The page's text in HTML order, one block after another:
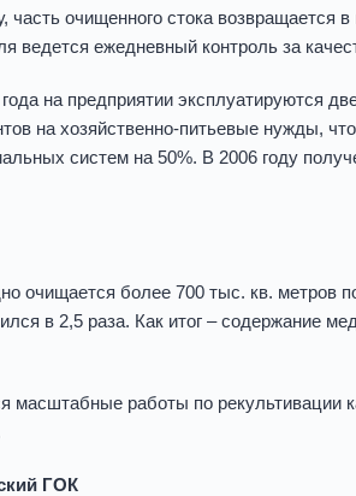
часть очищенного стока возвращается
ведется ежедневный контроль за
на предприятии эксплуатируются
на хозяйственно-питьевые нужды,
систем на 50%. В 2006 году
очищается более 700 тыс. кв. метров
в 2,5 раза. Как итог – содержание
масштабные работы по рекультивации
ГОК